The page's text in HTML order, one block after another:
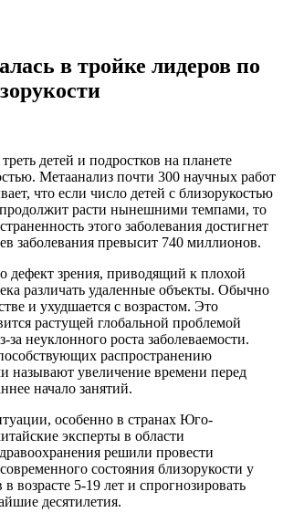
в тройке лидеров по
детей и подростков на планете
Метаанализ почти 300 научных работ
что если число детей с близорукостью
расти нынешними темпами, то
этого заболевания достигнет
заболевания превысит 740 миллионов.
дефект зрения, приводящий к плохой
различать удаленные объекты. Обычно
и ухудшается с возрастом. Это
растущей глобальной проблемой
за неуклонного роста заболеваемости.
распространению
называют увеличение времени перед
начало занятий.
особенно в странах Юго-
эксперты в области
решили провести
состояния близорукости у
в возрасте 5-19 лет и спрогнозировать
десятилетия.